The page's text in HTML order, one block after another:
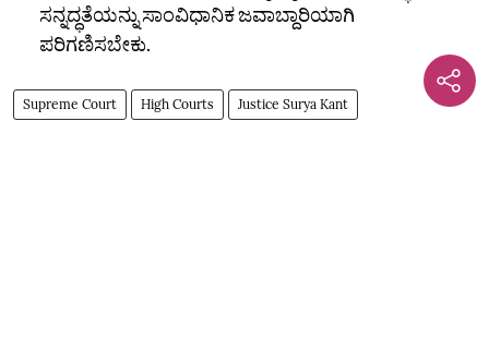
ಸನ್ನದ್ಧತೆಯನ್ನು ಸಾಂವಿಧಾನಿಕ ಜವಾಬ್ದಾರಿಯಾಗಿ
ಪರಿಗಣಿಸಬೇಕು.
Supreme Court High Courts Justice Surya Kant